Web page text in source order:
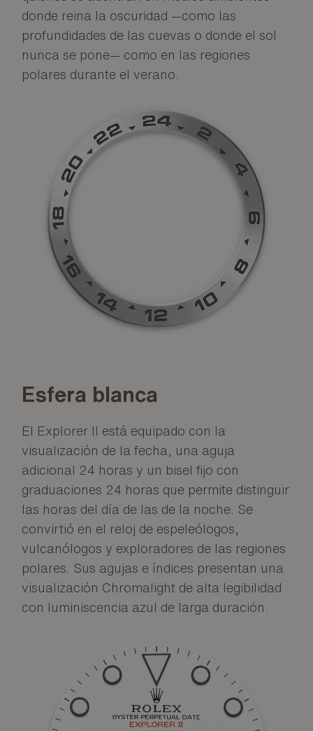
donde reina la oscuridad —como las
profundidades de las cuevas o donde el sol
nunca se pone— como en las regiones
polares durante el verano.
Esfera blanca
El Explorer II está equipado con la
visualización de la fecha, una aguja
adicional 24 horas y un bisel fijo con
graduaciones 24 horas que permite distinguir
las horas del día de las de la noche. Se
convirtió en el reloj de espeleólogos,
vulcanólogos y exploradores de las regiones
polares. Sus agujas e índices presentan una
visualización Chromalight de alta legibilidad
con luminiscencia azul de larga duración.